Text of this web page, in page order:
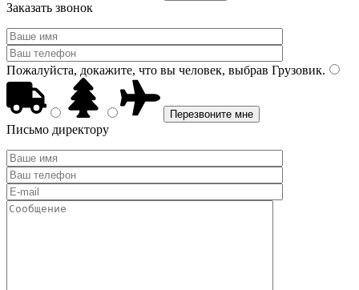
Заказать звонок
Пожалуйста, докажите, что вы человек, выбрав Грузовик.
Письмо директору